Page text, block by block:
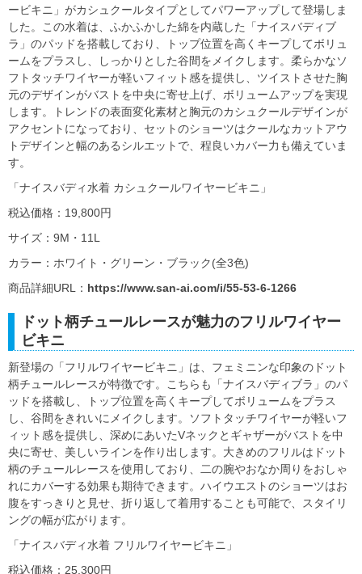
ービキニ」がカシュクールタイプとしてパワーアップして登場しま
した。この水着は、ふかふかした綿を内蔵した「ナイスバディブ
ラ」のパッドを搭載しており、トップ位置を高くキープしてボリュ
ームをプラスし、しっかりとした谷間をメイクします。柔らかなソ
フトタッチワイヤーが軽いフィット感を提供し、ツイストさせた胸
元のデザインがバストを中央に寄せ上げ、ボリュームアップを実現
します。トレンドの表面変化素材と胸元のカシュクールデザインが
アクセントになっており、セットのショーツはクールなカットアウ
トデザインと幅のあるシルエットで、程良いカバー力も備えていま
す。
「ナイスバディ水着 カシュクールワイヤービキニ」
税込価格：19,800円
サイズ：9M・11L
カラー：ホワイト・グリーン・ブラック(全3色)
商品詳細URL： https://www.san-ai.com/i/55-53-6-1266
ドット柄チュールレースが魅力のフリルワイヤー
ビキニ
新登場の「フリルワイヤービキニ」は、フェミニンな印象のドット
柄チュールレースが特徴です。こちらも「ナイスバディブラ」のパ
ッドを搭載し、トップ位置を高くキープしてボリュームをプラス
し、谷間をきれいにメイクします。ソフトタッチワイヤーが軽いフ
ィット感を提供し、深めにあいたVネックとギャザーがバストを中
央に寄せ、美しいラインを作り出します。大きめのフリルはドット
柄のチュールレースを使用しており、二の腕やおなか周りをおしゃ
れにカバーする効果も期待できます。ハイウエストのショーツはお
腹をすっきりと見せ、折り返して着用することも可能で、スタイリ
ングの幅が広がります。
「ナイスバディ水着 フリルワイヤービキニ」
税込価格：25,300円